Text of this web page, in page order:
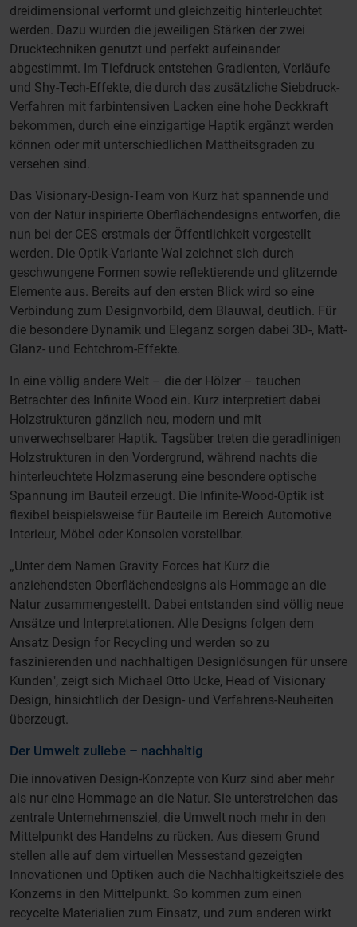
dreidimensional verformt und gleichzeitig hinterleuchtet
werden. Dazu wurden die jeweiligen Stärken der zwei
Drucktechniken genutzt und perfekt aufeinander
abgestimmt. Im Tiefdruck entstehen Gradienten, Verläufe
und Shy-Tech-Effekte, die durch das zusätzliche Siebdruck-
Verfahren mit farbintensiven Lacken eine hohe Deckkraft
bekommen, durch eine einzigartige Haptik ergänzt werden
können oder mit unterschiedlichen Mattheitsgraden zu
versehen sind.
Das Visionary-Design-Team von Kurz hat spannende und
von der Natur inspirierte Oberflächendesigns entworfen, die
nun bei der CES erstmals der Öffentlichkeit vorgestellt
werden. Die Optik-Variante Wal zeichnet sich durch
geschwungene Formen sowie reflektierende und glitzernde
Elemente aus. Bereits auf den ersten Blick wird so eine
Verbindung zum Designvorbild, dem Blauwal, deutlich. Für
die besondere Dynamik und Eleganz sorgen dabei 3D-, Matt-
Glanz- und Echtchrom-Effekte.
In eine völlig andere Welt – die der Hölzer – tauchen
Betrachter des Infinite Wood ein. Kurz interpretiert dabei
Holzstrukturen gänzlich neu, modern und mit
unverwechselbarer Haptik. Tagsüber treten die geradlinigen
Holzstrukturen in den Vordergrund, während nachts die
hinterleuchtete Holzmaserung eine besondere optische
Spannung im Bauteil erzeugt. Die Infinite-Wood-Optik ist
flexibel beispielsweise für Bauteile im Bereich Automotive
Interieur, Möbel oder Konsolen vorstellbar.
„Unter dem Namen Gravity Forces hat Kurz die
anziehendsten Oberflächendesigns als Hommage an die
Natur zusammengestellt. Dabei entstanden sind völlig neue
Ansätze und Interpretationen. Alle Designs folgen dem
Ansatz Design for Recycling und werden so zu
faszinierenden und nachhaltigen Designlösungen für unsere
Kunden", zeigt sich Michael Otto Ucke, Head of Visionary
Design, hinsichtlich der Design- und Verfahrens-Neuheiten
überzeugt.
Der Umwelt zuliebe – nachhaltig
Die innovativen Design-Konzepte von Kurz sind aber mehr
als nur eine Hommage an die Natur. Sie unterstreichen das
zentrale Unternehmensziel, die Umwelt noch mehr in den
Mittelpunkt des Handelns zu rücken. Aus diesem Grund
stellen alle auf dem virtuellen Messestand gezeigten
Innovationen und Optiken auch die Nachhaltigkeitsziele des
Konzerns in den Mittelpunkt. So kommen zum einen
recycelte Materialien zum Einsatz, und zum anderen wirkt